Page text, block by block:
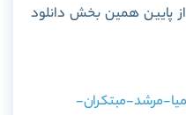
پایین همین بخش دانلود
مرشد-مبتکران-